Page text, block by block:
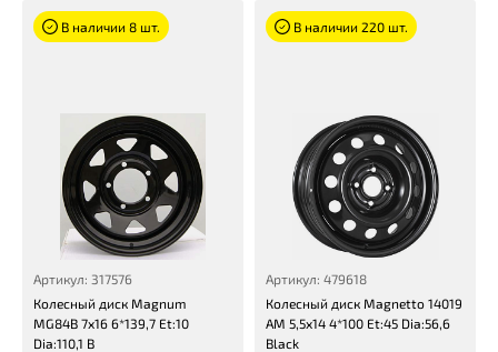
В наличии 8 шт.
Артикул: 317576
Колесный диск Magnum
MG84B 7x16 6*139,7 Et:10
Dia:110,1 B
В наличии 220 шт.
Артикул: 479618
Колесный диск Magnetto 14019
AM 5,5x14 4*100 Et:45 Dia:56,6
Black